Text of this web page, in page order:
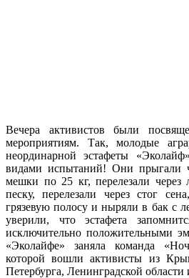
Вечера активистов были
мероприятиям. Так, молодые
неординарной эстафеты
видами испытаний! Они прыгали
мешки по 25 кг, перелезали через
песку, перелезали через стог
грязевую полосу и ныряли в бак с
уверили, что эстафета
исключительно положительными
«Эколайфе» заняла команда
которой вошли активисты из
Петербурга, Ленинградской